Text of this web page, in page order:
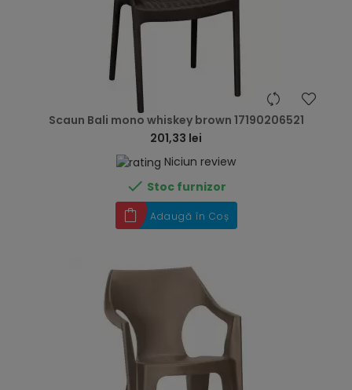
Scaun Bali mono whiskey brown 17190206521
201,33 lei
Niciun review
 Stoc furnizor
Adaugă în Coș